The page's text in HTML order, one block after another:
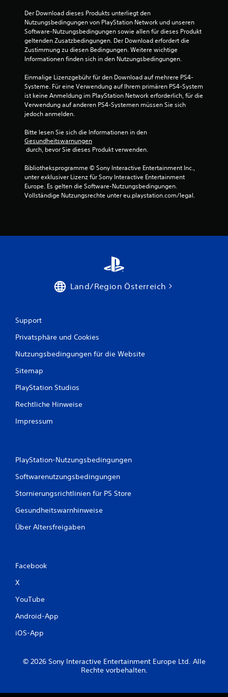
Der Download dieses Produkts unterliegt den
Nutzungsbedingungen von PlayStation Network und unseren
Software-Nutzungsbedingungen sowie allen für dieses Produkt
geltenden Zusatzbedingungen. Der Download erfordert die
Zustimmung zu diesen Bedingungen. Weitere wichtige
Informationen finden sich in den Nutzungsbedingungen.
Einmalige Lizenzgebühr für den Download auf mehrere PS4-
Systeme. Für eine Verwendung auf Ihrem primären PS4-System
ist keine Anmeldung im PlayStation Network erforderlich, für die
Verwendung auf anderen PS4-Systemen müssen Sie sich
jedoch anmelden.
Bitte lesen Sie sich die Informationen in den
Gesundheitswarnungen
durch, bevor Sie dieses Produkt verwenden.
Bibliotheksprogramme © Sony Interactive Entertainment Inc.,
unter exklusiver Lizenz für Sony Interactive Entertainment
Europe. Es gelten die Software-Nutzungsbedingungen.
Vollständige Nutzungsrechte unter eu.playstation.com/legal.
Land/Region Österreich
Support
Privatsphäre und Cookies
Nutzungsbedingungen für die Website
Sitemap
PlayStation Studios
Rechtliche Hinweise
Impressum
PlayStation-Nutzungsbedingungen
Softwarenutzungsbedingungen
Stornierungsrichtlinien für PS Store
Gesundheitswarnhinweise
Über Altersfreigaben
Facebook
X
YouTube
Android-App
iOS-App
© 2026 Sony Interactive Entertainment Europe Ltd. Alle
Rechte vorbehalten.